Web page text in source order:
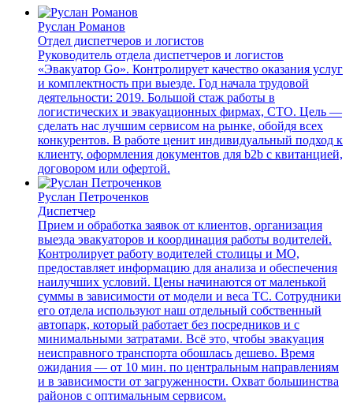
Руслан Романов
Отдел диспетчеров и логистов
Руководитель отдела диспетчеров и логистов
«Эвакуатор Go». Контролирует качество оказания услуг
и комплектность при выезде. Год начала трудовой
деятельности: 2019. Большой стаж работы в
логистических и эвакуационных фирмах, СТО. Цель —
сделать нас лучшим сервисом на рынке, обойдя всех
конкурентов. В работе ценит индивидуальный подход к
клиенту, оформления документов для b2b с квитанцией,
договором или офертой.
Руслан Петроченков
Диспетчер
Прием и обработка заявок от клиентов, организация
выезда эвакуаторов и координация работы водителей.
Контролирует работу водителей столицы и МО,
предоставляет информацию для анализа и обеспечения
наилучших условий. Цены начинаются от маленькой
суммы в зависимости от модели и веса ТС. Сотрудники
его отдела используют наш отдельный собственный
автопарк, который работает без посредников и с
минимальными затратами. Всё это, чтобы эвакуация
неисправного транспорта обошлась дешево. Время
ожидания — от 10 мин. по центральным направлениям
и в зависимости от загруженности. Охват большинства
районов с оптимальным сервисом.